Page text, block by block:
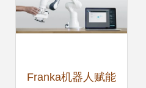
Franka机器人赋能